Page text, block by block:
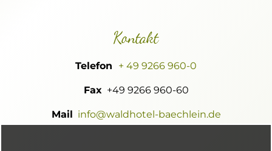
Kontakt
Telefon + 49 9266 960-0
Fax +49 9266 960-60
Mail info@waldhotel-baechlein.de